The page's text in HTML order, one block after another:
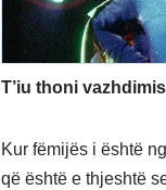
T’iu thoni
Kur fëmijës i është
që është e thjeshtë